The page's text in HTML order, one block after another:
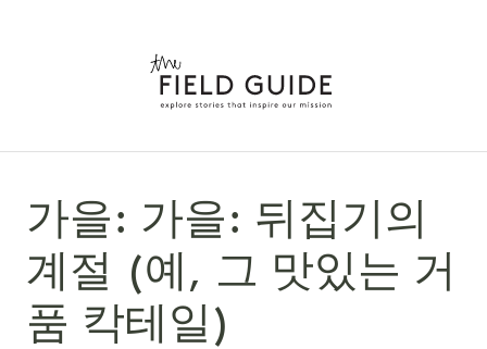
가을: 가을: 뒤집기의
계절 (예, 그 맛있는 거
품 칵테일)